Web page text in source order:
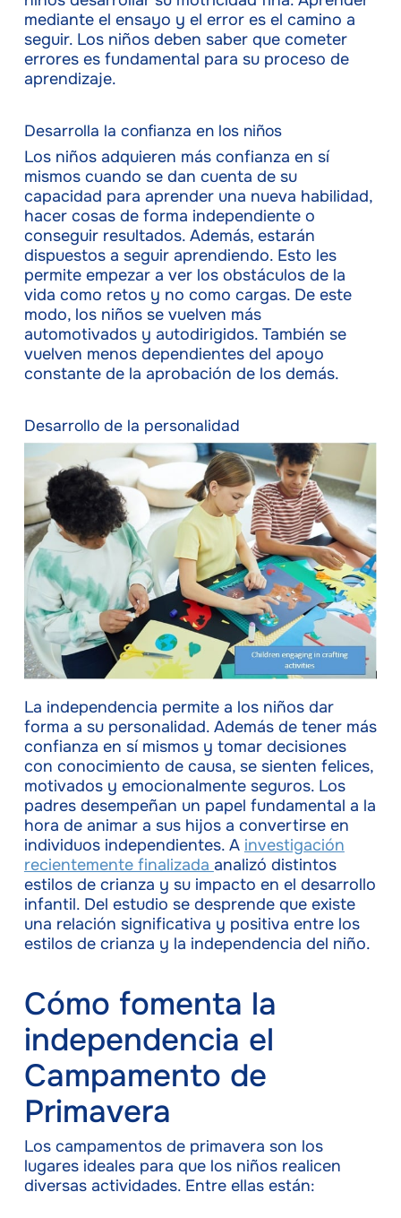
mediante el ensayo y el error es el camino a
seguir. Los niños deben saber que cometer
errores es fundamental para su proceso de
aprendizaje.
Desarrolla la confianza en los niños
Los niños adquieren más confianza en sí
mismos cuando se dan cuenta de su
capacidad para aprender una nueva habilidad,
hacer cosas de forma independiente o
conseguir resultados. Además, estarán
dispuestos a seguir aprendiendo. Esto les
permite empezar a ver los obstáculos de la
vida como retos y no como cargas. De este
modo, los niños se vuelven más
automotivados y autodirigidos. También se
vuelven menos dependientes del apoyo
constante de la aprobación de los demás.
Desarrollo de la personalidad
La independencia permite a los niños dar
forma a su personalidad. Además de tener más
confianza en sí mismos y tomar decisiones
con conocimiento de causa, se sienten felices,
motivados y emocionalmente seguros. Los
padres desempeñan un papel fundamental a la
hora de animar a sus hijos a convertirse en
individuos independientes. A investigación
recientemente finalizada analizó distintos
estilos de crianza y su impacto en el desarrollo
infantil. Del estudio se desprende que existe
una relación significativa y positiva entre los
estilos de crianza y la independencia del niño.
Cómo fomenta la
independencia el
Campamento de
Primavera
Los campamentos de primavera son los
lugares ideales para que los niños realicen
diversas actividades. Entre ellas están: